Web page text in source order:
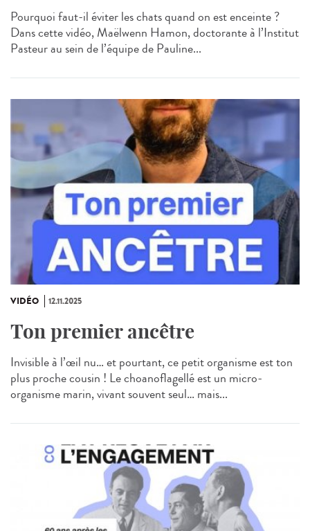
Pourquoi faut-il éviter les chats quand on est enceinte ?
Dans cette vidéo, Maëlwenn Hamon, doctorante à l’Institut
Pasteur au sein de l’équipe de Pauline...
VIDÉO 12.11.2025
Ton premier ancêtre
Invisible à l’œil nu… et pourtant, ce petit organisme est ton
plus proche cousin ! Le choanoflagellé est un micro-
organisme marin, vivant souvent seul… mais...